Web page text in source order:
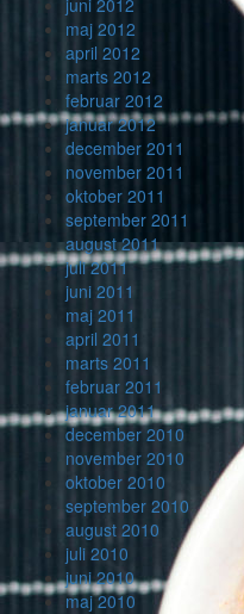
juni 2012
maj 2012
april 2012
marts 2012
februar 2012
januar 2012
december 2011
november 2011
oktober 2011
september 2011
august 2011
juli 2011
juni 2011
maj 2011
april 2011
marts 2011
februar 2011
januar 2011
december 2010
november 2010
oktober 2010
september 2010
august 2010
juli 2010
juni 2010
maj 2010